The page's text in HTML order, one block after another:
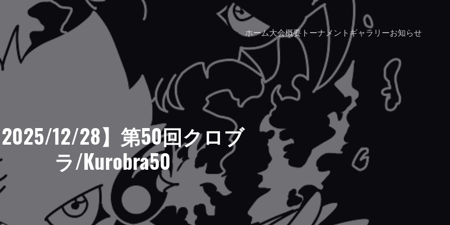
ホーム大会概要 トーナメント ギャラリーお知らせ
12/28】第50回クロブ
ラ/Kurobra50